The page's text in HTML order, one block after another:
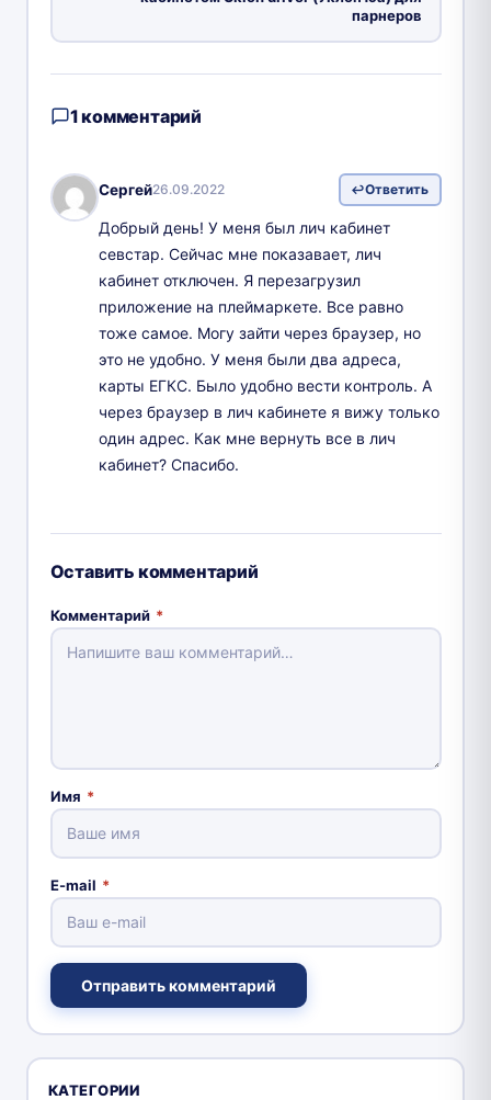
парнеров
1 комментарий
Сергей26.09.2022 Ответить
Добрый день! У меня был лич кабинет
севстар. Сейчас мне показавает, лич
кабинет отключен. Я перезагрузил
приложение на плеймаркете. Все равно
тоже самое. Могу зайти через браузер, но
это не удобно. У меня были два адреса,
карты ЕГКС. Было удобно вести контроль. А
через браузер в лич кабинете я вижу только
один адрес. Как мне вернуть все в лич
кабинет? Спасибо.
Оставить комментарий
Комментарий *
Имя *
E-mail *
Отправить комментарий
КАТЕГОРИИ